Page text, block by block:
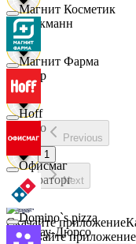
Стокманн
Cпар
demo
Мираторг
Абрау-Дюрсо
Магнит Косметик
Магнит Фарма
Hoff
Офисмаг
Domino`s pizza
Previous
1
Next
Скачайте приложение
скачивайте